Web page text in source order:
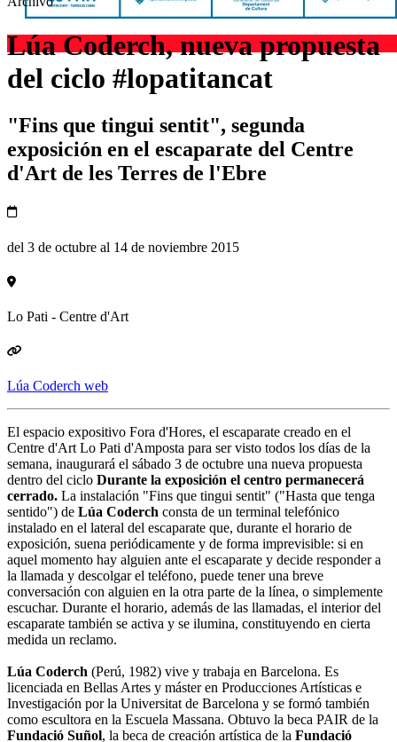
Lúa Coderch, nueva propuesta
del ciclo #lopatitancat
"Fins que tingui sentit", segunda
exposición en el escaparate del Centre
d'Art de les Terres de l'Ebre
del 3 de octubre al 14 de noviembre 2015
Lo Pati - Centre d'Art
Lúa Coderch web
El espacio expositivo Fora d'Hores, el escaparate creado en el
Centre d'Art Lo Pati d'Amposta para ser visto todos los días de la
semana, inaugurará el sábado 3 de octubre una nueva propuesta
dentro del ciclo Durante la exposición el centro permanecerá
cerrado. La instalación "Fins que tingui sentit" ("Hasta que tenga
sentido") de Lúa Coderch consta de un terminal telefónico
instalado en el lateral del escaparate que, durante el horario de
exposición, suena periódicamente y de forma imprevisible: si en
aquel momento hay alguien ante el escaparate y decide responder a
la llamada y descolgar el teléfono, puede tener una breve
conversación con alguien en la otra parte de la línea, o simplemente
escuchar. Durante el horario, además de las llamadas, el interior del
escaparate también se activa y se ilumina, constituyendo en cierta
medida un reclamo.
Lúa Coderch (Perú, 1982) vive y trabaja en Barcelona. Es
licenciada en Bellas Artes y máster en Producciones Artísticas e
Investigación por la Universitat de Barcelona y se formó también
como escultora en la Escuela Massana. Obtuvo la beca PAIR de la
Fundació Suñol, la beca de creación artística de la Fundació